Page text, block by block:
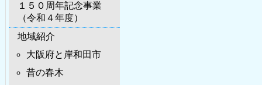
１５０周年記念事業
（令和４年度）
地域紹介
大阪府と岸和田市
昔の春木